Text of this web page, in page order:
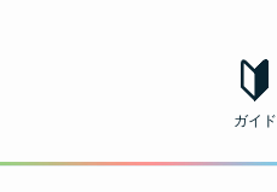
ガイド